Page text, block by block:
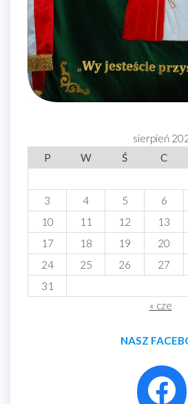
sierpień
P
W Ś C
3
4 5 6
10
11 12 13
17
18 19 20
24
25 26 27
31
« cze
NASZ